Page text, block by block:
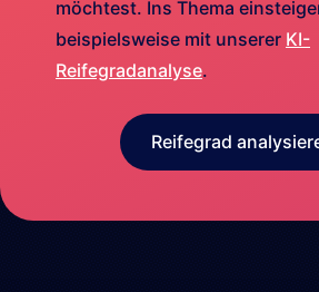
möchtest. Ins Thema
beispielsweise mit unserer KI-
Reifegradanalyse.
Reifegrad